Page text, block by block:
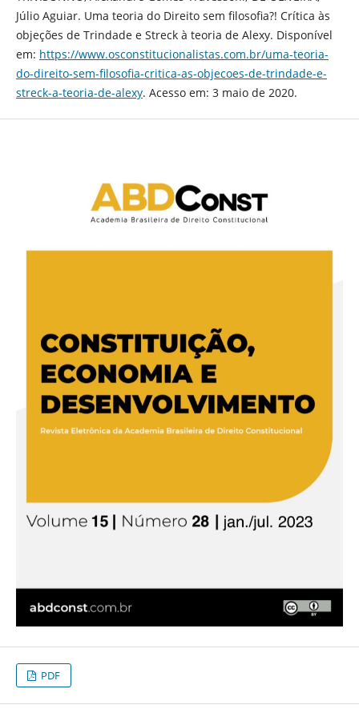
Júlio Aguiar. Uma teoria do Direito sem filosofia?! Crítica às
objeções de Trindade e Streck à teoria de Alexy. Disponível
em: https://www.osconstitucionalistas.com.br/uma-teoria-
do-direito-sem-filosofia-critica-as-objecoes-de-trindade-e-
streck-a-teoria-de-alexy. Acesso em: 3 maio de 2020.
PDF